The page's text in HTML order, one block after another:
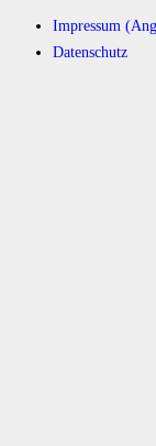
Impressum
Datenschutz